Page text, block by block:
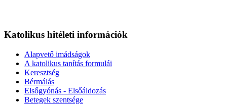
Katolikus hitéleti információk
Alapvető imádságok
A katolikus tanítás formulái
Keresztség
Bérmálás
Elsőgyónás - Elsőáldozás
Betegek szentsége